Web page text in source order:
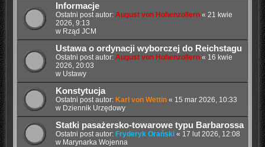
Informacje
Ostatni post autor: August von Hohenzollern« 21 kwie
2026, 9:13
w Rząd JCM
Ustawa o ordynacji wyborczej do Reichstagu
Ostatni post autor: August von Hohenzollern« 16 kwie
2026, 20:03
w Ustawy
Konstytucja
Ostatni post autor: Karl von Wettin« 15 mar 2026, 10:33
w Dziennik Urzędowy
Statki pasażersko-towarowe typu Barbarossa
Ostatni post autor: Fryderyk Orański« 17 lut 2026, 12:08
w Marynarka Wojenna